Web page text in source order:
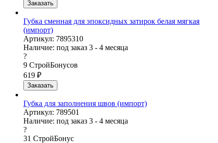
Заказать
Губка сменная для эпоксидных затирок белая мягкая
(импорт)
Артикул: 7895310
Наличие: под заказ 3 - 4 месяца
?
9 СтройБонусов
619 ₽
Заказать
Губка для заполнения швов (импорт)
Артикул: 789501
Наличие: под заказ 3 - 4 месяца
?
31 СтройБонус